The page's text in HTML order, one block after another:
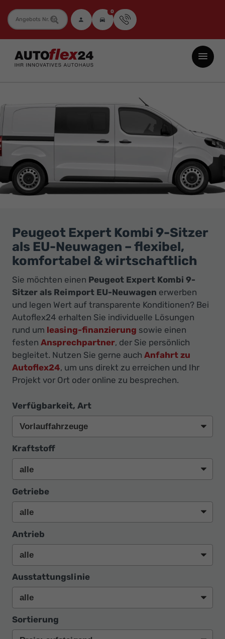
Fahrzeugnummer 0
Autoflex24
GmbH
Neuwagen
Jahreswagen
und
zu
Top-
Preisen
Ihr
Innovatives
Autohaus
Peugeot Expert Kombi 9-Sitzer
als EU-Neuwagen – flexibel,
komfortabel & wirtschaftlich
Sie möchten einen Peugeot Expert Kombi 9-
Sitzer als Reimport EU-Neuwagen erwerben
und legen Wert auf transparente Konditionen? Bei
Autoflex24 erhalten Sie individuelle Lösungen
rund um leasing-finanzierung sowie einen
festen Ansprechpartner, der Sie persönlich
begleitet. Nutzen Sie gerne auch Anfahrt zu
Autoflex24, um uns direkt zu erreichen und Ihr
Projekt vor Ort oder online zu besprechen.
Verfügbarkeit, Art
Kraftstoff
Getriebe
Antrieb
Ausstattungslinie
Sortierung